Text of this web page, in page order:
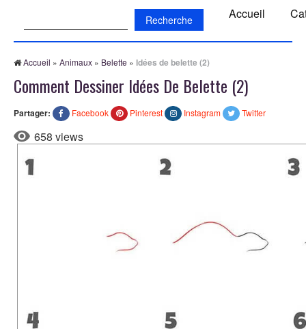
Accueil
Accueil » Animaux » Belette » Idées de belette (2)
Comment Dessiner Idées De Belette (2)
Partager: Facebook Pinterest Instagram Twitter
658 views